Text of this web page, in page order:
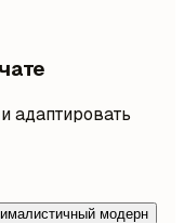
адаптировать
модерн